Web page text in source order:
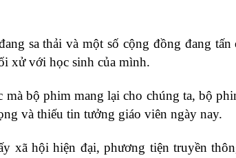
sa thải và một số cộng đồng đang
xử với học sinh của mình.
mà bộ phim mang lại cho chúng ta, bộ
và thiếu tin tưởng giáo viên ngày nay.
xã hội hiện đại, phương tiện truyền